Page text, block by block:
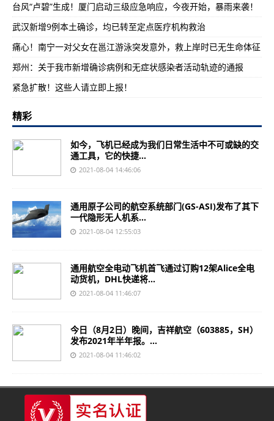
台风“卢碧”生成！厦门启动三级应急响应，今夜开始，暴雨来袭！
武汉新增9例本土确诊，均已转至定点医疗机构救治
痛心！南宁一对父女在邕江游泳突发意外，救上岸时已无生命体征
郑州：关于我市新增确诊病例和无症状感染者活动轨迹的通报
紧急扩散！这些人请立即上报！
精彩
如今，飞机已经成为我们日常生活中不可或缺的交
通工具，它的快捷...
2021-08-04 14:46:06
通用原子公司的航空系统部门(GS-ASI)发布了其下
一代隐形无人机系...
2021-08-04 12:55:03
通用航空全电动飞机首飞通过订购12架Alice全电
动货机，DHL快递将...
2021-08-04 11:46:07
今日（8月2日）晚间，吉祥航空（603885，SH）
发布2021年半年报。...
2021-08-04 11:46:02